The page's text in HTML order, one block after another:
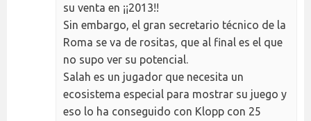
su venta en ¡¡2013!!
Sin embargo, el gran secretario técnico de la
Roma se va de rositas, que al final es el que
no supo ver su potencial.
Salah es un jugador que necesita un
ecosistema especial para mostrar su juego y
eso lo ha conseguido con Klopp con 25